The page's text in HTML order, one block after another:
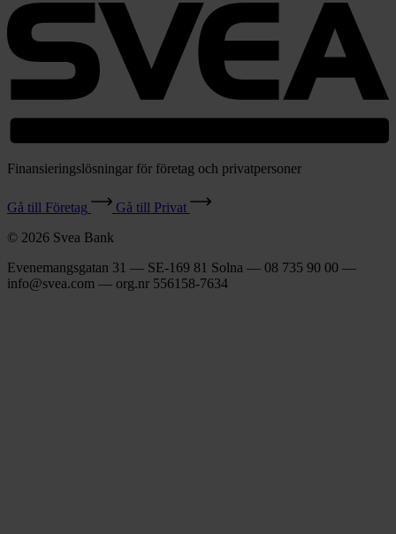
Finansieringslösningar för företag och privatpersoner
Gå till Företag
Gå till Privat
© 2026 Svea Bank
Evenemangsgatan 31 — SE-169 81 Solna — 08 735 90 00 —
info@svea.com — org.nr 556158‑7634